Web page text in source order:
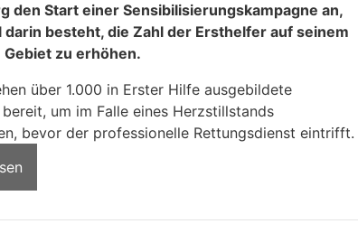
den Start einer Sensibilisierungskampagne an,
darin besteht, die Zahl der Ersthelfer auf seinem
zu erhöhen.
über 1.000 in Erster Hilfe ausgebildete
um im Falle eines Herzstillstands
bevor der professionelle Rettungsdienst eintrifft.